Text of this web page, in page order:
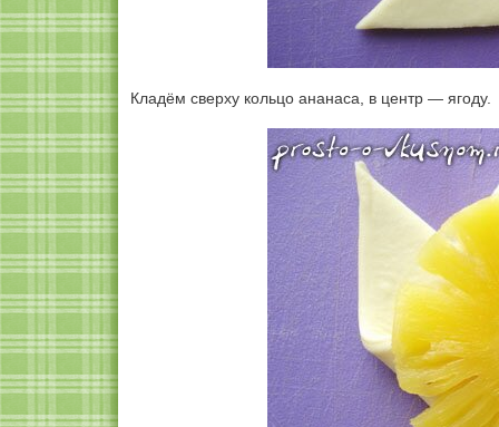
Кладём сверху кольцо ананаса, в центр — ягоду.